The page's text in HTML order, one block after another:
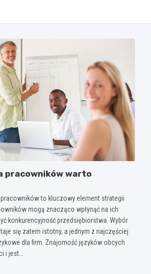
pracowników warto
to kluczowy element strategii
mogą znacząco wpłynąć na ich
konkurencyjność przedsiębiorstwa. Wybór
się zatem istotny, a jednym z najczęściej
dla firm. Znajomość języków obcych
i jest…